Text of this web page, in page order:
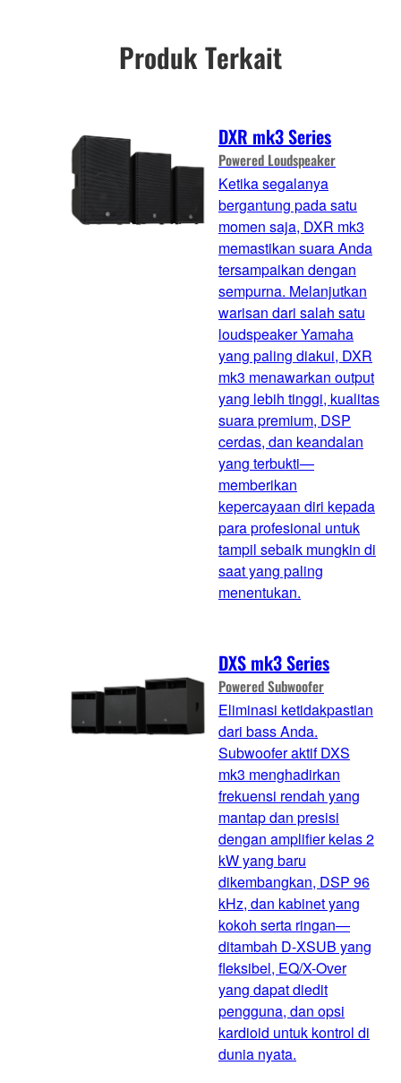
Produk Terkait
DXR mk3 Series
Powered Loudspeaker
Ketika segalanya
bergantung pada satu
momen saja, DXR mk3
memastikan suara Anda
tersampaikan dengan
sempurna. Melanjutkan
warisan dari salah satu
loudspeaker Yamaha
yang paling diakui, DXR
mk3 menawarkan output
yang lebih tinggi, kualitas
suara premium, DSP
cerdas, dan keandalan
yang terbukti—
memberikan
kepercayaan diri kepada
para profesional untuk
tampil sebaik mungkin di
saat yang paling
menentukan.
DXS mk3 Series
Powered Subwoofer
Eliminasi ketidakpastian
dari bass Anda.
Subwoofer aktif DXS
mk3 menghadirkan
frekuensi rendah yang
mantap dan presisi
dengan amplifier kelas 2
kW yang baru
dikembangkan, DSP 96
kHz, dan kabinet yang
kokoh serta ringan—
ditambah D-XSUB yang
fleksibel, EQ/X-Over
yang dapat diedit
pengguna, dan opsi
kardioid untuk kontrol di
dunia nyata.